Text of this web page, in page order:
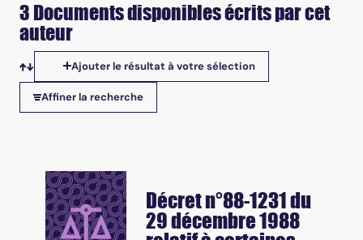
3 Documents disponibles écrits par cet
auteur
Tris disponibles
Ajouter le résultat à votre sélection
Affiner la recherche
Décret n°88-1231 du
29 décembre 1988